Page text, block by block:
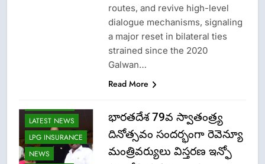
routes, and revive high-level
dialogue mechanisms, signaling
a major reset in bilateral ties
strained since the 2020
Galwan…
Read More
LATEST NEWS
LPG INSURANCE
NEWS
భారతదేశ 79వ స్వాతంత్ర్య
దినోత్సవం సందర్భంగా రెవెన్యూ
మంత్రివర్యులు విస్తరణ ఇన్ఫో